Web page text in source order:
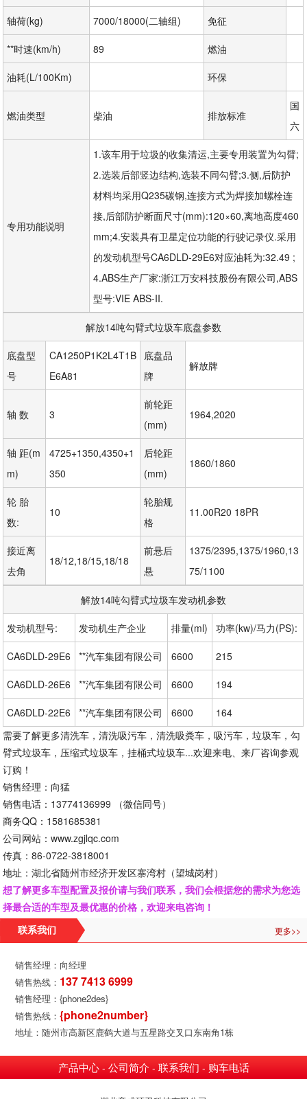
轴荷(kg) 7000/18000(二轴组) 免征
**时速(km/h) 89 燃油
油耗(L/100Km) 环保
燃油类型 柴油 排放标准
国
六
专用功能说明
1.该车用于垃圾的收集清运,主要专用装置为勾臂;
2.选装后部竖边结构,选装不同勾臂;3.侧,后防护
材料均采用Q235碳钢,连接方式为焊接加螺栓连
接,后部防护断面尺寸(mm):120×60,离地高度460
mm;4.安装具有卫星定位功能的行驶记录仪.采用
的发动机型号CA6DLD-29E6对应油耗为:32.49 ;
4.ABS生产厂家:浙江万安科技股份有限公司,ABS
型号:VIE ABS-II.
解放14吨勾臂式垃圾车底盘参数
底盘型
号
CA1250P1K2L4T1B
E6A81
底盘品
牌
解放牌
轴 数 3
前轮距
(mm)
1964,2020
轴 距(m
m)
4725+1350,4350+1
350
后轮距
(mm)
1860/1860
轮 胎
数:
10
轮胎规
格
11.00R20 18PR
接近离
去角
18/12,18/15,18/18
前悬后
悬
1375/2395,1375/1960,13
75/1100
解放14吨勾臂式垃圾车发动机参数
发动机型号: 发动机生产企业 排量(ml) 功率(kw)/马力(PS):
CA6DLD-29E6 **汽车集团有限公司 6600 215
CA6DLD-26E6 **汽车集团有限公司 6600 194
CA6DLD-22E6 **汽车集团有限公司 6600
164
需要了解更多清洗车，清洗吸污车，清洗吸粪车，吸污车，垃圾车，勾
臂式垃圾车，压缩式垃圾车，挂桶式垃圾车...欢迎来电、来厂咨询参观
订购！
销售经理：向猛
销售电话：13774136999 （微信同号）
商务QQ：1581685381
公司网站：www.zgjlqc.com
传真：86-0722-3818001
地址：湖北省随州市经济开发区寨湾村（望城岗村）
想了解更多车型配置及报价请与我们联系，我们会根据您的需求为您选
择最合适的车型及最优惠的价格，欢迎来电咨询！
联系我们 更多>>
销售经理：向经理
销售热线： 137 7413 6999
销售经理：{phone2des}
销售热线：{phone2number}
地址：随州市高新区鹿鹤大道与五星路交叉口东南角1栋
产品中心- 公司简介 - 联系我们 - 购车电话